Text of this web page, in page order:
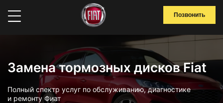
Позвонить
Замена тормозных дисков Fiat
Полный спектр услуг по обслуживанию, диагностике
и ремонту Фиат